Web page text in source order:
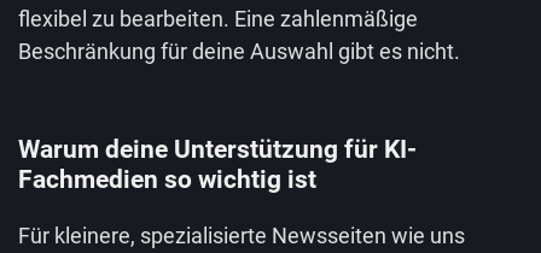
flexibel zu bearbeiten. Eine zahlenmäßige
Beschränkung für deine Auswahl gibt es nicht.
Warum deine Unterstützung für KI-
Fachmedien so wichtig ist
Für kleinere, spezialisierte Newsseiten wie uns